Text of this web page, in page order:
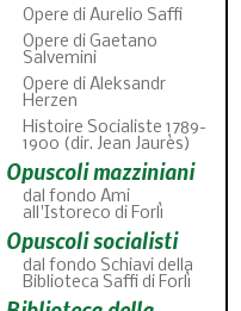
Opere di Aurelio Saffi
Opere di Gaetano
Salvemini
Opere di Aleksandr
Herzen
Histoire Socialiste 1789-
1900 (dir. Jean Jaurès)
Opuscoli mazziniani
dal fondo Ami
all'Istoreco di Forlì
Opuscoli socialisti
dal fondo Schiavi della
Biblioteca Saffi di Forlì